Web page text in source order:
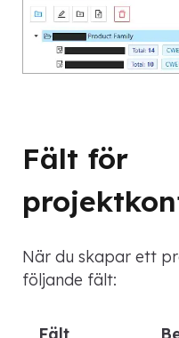
Fält för
När du skapar ett
följande fält:
Fält